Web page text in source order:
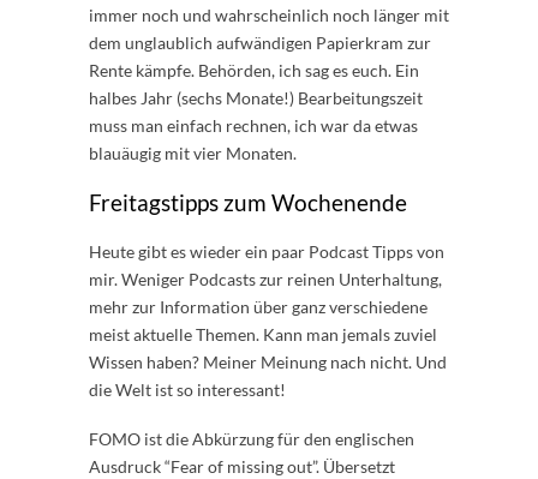
immer noch und wahrscheinlich noch länger mit
dem unglaublich aufwändigen Papierkram zur
Rente kämpfe. Behörden, ich sag es euch. Ein
halbes Jahr (sechs Monate!) Bearbeitungszeit
muss man einfach rechnen, ich war da etwas
blauäugig mit vier Monaten.
Freitagstipps zum Wochenende
Heute gibt es wieder ein paar Podcast Tipps von
mir. Weniger Podcasts zur reinen Unterhaltung,
mehr zur Information über ganz verschiedene
meist aktuelle Themen. Kann man jemals zuviel
Wissen haben? Meiner Meinung nach nicht. Und
die Welt ist so interessant!
FOMO ist die Abkürzung für den englischen
Ausdruck “Fear of missing out”. Übersetzt